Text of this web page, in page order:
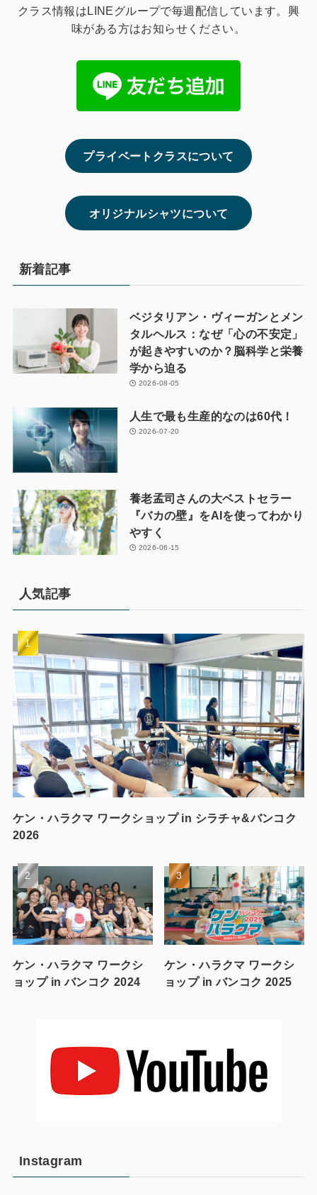
クラス情報はLINEグループで毎週配信しています。興
味がある方はお知らせください。
プライベートクラスについて
オリジナルシャツについて
新着記事
ベジタリアン・ヴィーガンとメン
タルヘルス：なぜ「心の不安定」
が起きやすいのか？脳科学と栄養
学から迫る
2026-08-05
人生で最も生産的なのは60代！
2026-07-20
養老孟司さんの大ベストセラー
『バカの壁』をAIを使ってわかり
やすく
2026-06-15
人気記事
ケン・ハラクマ ワークショップ in シラチャ&バンコク
2026
ケン・ハラクマ ワークシ
ョップ in バンコク 2024
ケン・ハラクマ ワークシ
ョップ in バンコク 2025
Instagram